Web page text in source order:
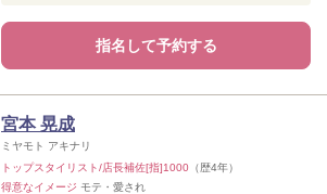
指名して予約する
宮本 晃成
ミヤモト アキナリ
トップスタイリスト/店長補佐[指]1000 （歴4年）
得意なイメージ モテ・愛され